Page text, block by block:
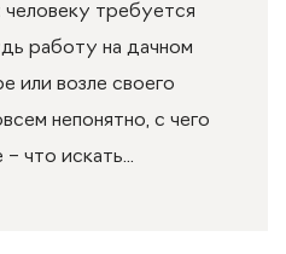
человеку требуется
работу на дачном
или возле своего
непонятно, с чего
что искать...